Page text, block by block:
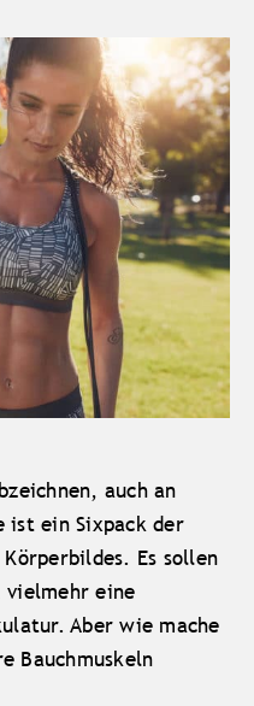
auch an
ist ein Sixpack der
Es sollen
vielmehr eine
Aber wie mache
Bauchmuskeln